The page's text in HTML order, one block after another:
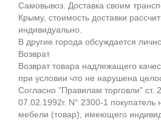
Самовывоз. Доставка своим
Крыму, стоимость доставки
индивидуально.
В другие города обсуждается
Возврат
Возврат товара надлежащего
при условии что не нарушена
Согласно "Правилам торговли" ст.
07.02.1992г. N° 2300-1 покупатель
мебели (товар), имеющего